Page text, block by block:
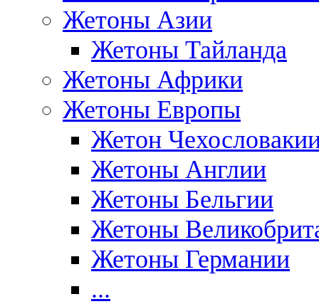
Жетоны Азии
Жетоны Тайланда
Жетоны Африки
Жетоны Европы
Жетон
Жетоны Англии
Жетоны Бельгии
Жетоны
Жетоны Германии
...